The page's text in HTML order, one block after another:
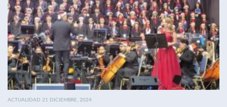
ACTUALIDAD 21 DICIEMBRE, 2024